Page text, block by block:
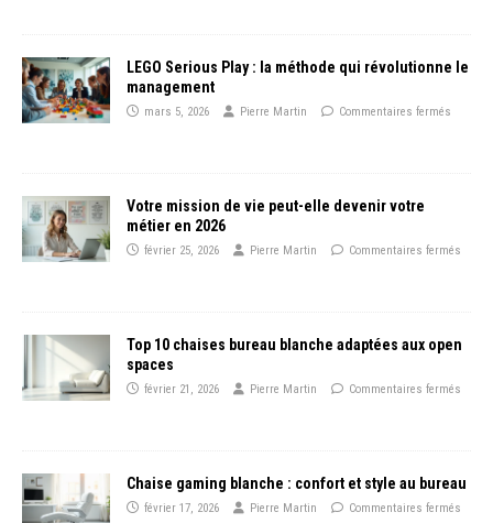
LEGO Serious Play : la méthode qui révolutionne le
management
mars 5, 2026 Pierre Martin Commentaires fermés
Votre mission de vie peut-elle devenir votre
métier en 2026
février 25, 2026 Pierre Martin Commentaires fermés
Top 10 chaises bureau blanche adaptées aux open
spaces
février 21, 2026 Pierre Martin Commentaires fermés
Chaise gaming blanche : confort et style au bureau
février 17, 2026 Pierre Martin Commentaires fermés